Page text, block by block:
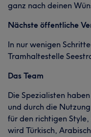
ganz nach deinen
Nächste öffentliche
In nur wenigen
Tramhaltestelle
Das Team
Die Spezialisten
und durch die
für den richtigen
wird Türkisch,